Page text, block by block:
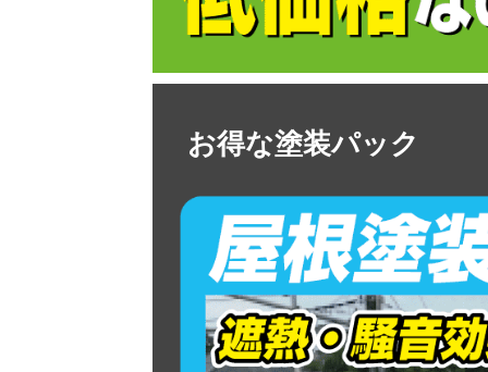
お得な塗装パック